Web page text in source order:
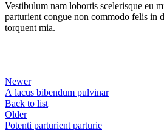
Vestibulum nam lobortis scelerisque eu
parturient congue non commodo felis in
torquent mia.
Newer
A lacus bibendum pulvinar
Back to list
Older
Potenti parturient parturie